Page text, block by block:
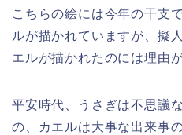
こちらの絵には今年の干支
ルが描かれていますが、擬
エルが描かれたのには理由
平安時代、うさぎは不思議
の、カエルは大事な出来事